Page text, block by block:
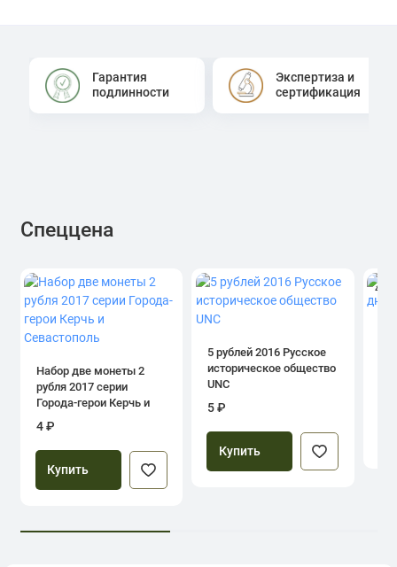
Гарантия
подлинности
Экспертиза и
сертификация
Спеццена
Набор две монеты 2
рубля 2017 серии
Города-герои Керчь и
4 ₽
Купить
5 рублей 2016 Русское
историческое общество
UNC
5 ₽
Купить
4.0